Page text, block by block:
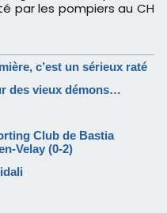
par les pompiers au CH
c’est un sérieux raté
des vieux démons…
Club de Bastia
Velay (0-2)